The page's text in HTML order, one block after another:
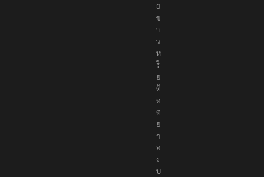
ย
ข่
า
ว
ห
รื
อ
ติ
ด
ต่
อ
ก
อ
ง
บ